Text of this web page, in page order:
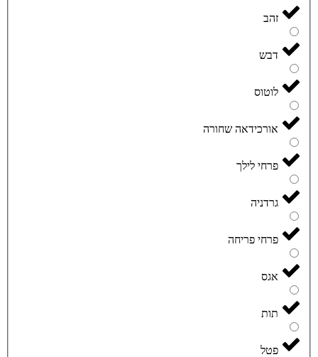
זהב
דבש
לוטוס
אורכידאה שחורה
פרחי לילך
גרדניה
פרחי פריחה
אגס
תות
פטל